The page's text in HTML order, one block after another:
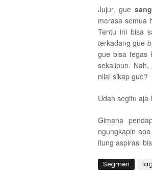
Jujur, gue
merasa semua
Tentu ini bisa
terkadang gue
gue bisa tegas
sekalipun.
nilai sikap gue?
Udah segitu aja
Gimana
ngungkapin
itung aspirasi
Segmen